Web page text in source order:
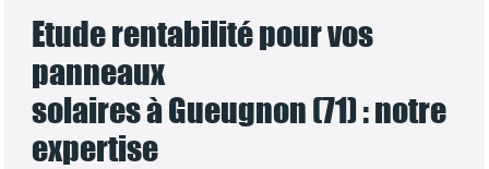
Etude rentabilité pour vos
panneaux
solaires à Gueugnon (71) : notre
expertise